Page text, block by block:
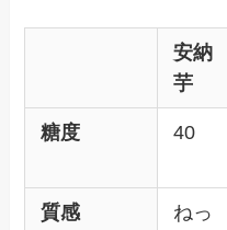
安納
芋
糖度 40
質感
ねっ